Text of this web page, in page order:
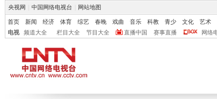
央视网 中国网络电视台 网站地图
首页 新闻 经济 体育 综艺 春晚 戏曲 音乐 科教 青少 文化
艺术
电视
频道大全 栏目大全 节目大全 直播中国 赛事直播 网络